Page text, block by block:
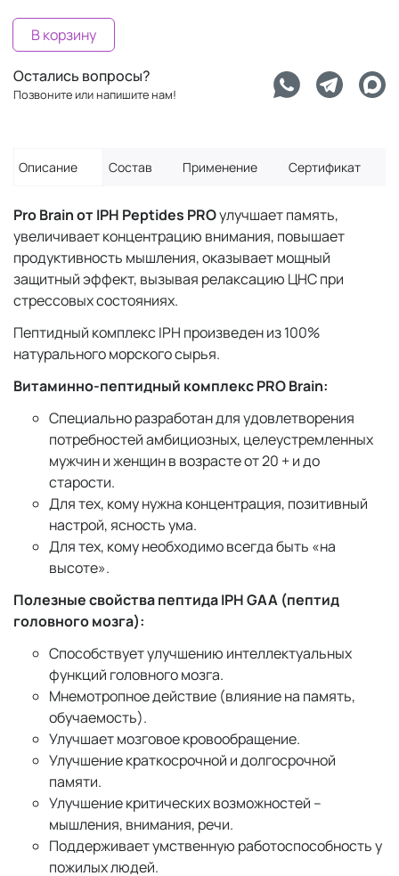
В корзину
Остались вопросы?
Позвоните или напишите нам!
Описание Состав Применение Сертификат
Pro Brain от IPH Peptides PROулучшает память,
увеличивает концентрацию внимания, повышает
продуктивность мышления, оказывает мощный
защитный эффект, вызывая релаксацию ЦНС при
стрессовых состояниях.
Пептидный комплекс IPH произведен из 100%
натурального морского сырья.
Витаминно-пептидный комплекс PRO Brain:
Специально разработан для удовлетворения
потребностей амбициозных, целеустремленных
мужчин и женщин в возрасте от 20 + и до
старости.
Для тех, кому нужна концентрация, позитивный
настрой, ясность ума.
Для тех, кому необходимо всегда быть «на
высоте».
Полезные свойства пептида IPH GAA (пептид
головного мозга):
Способствует улучшению интеллектуальных
функций головного мозга.
Мнемотропное действие (влияние на память,
обучаемость).
Улучшает мозговое кровообращение.
Улучшение краткосрочной и долгосрочной
памяти.
Улучшение критических возможностей –
мышления, внимания, речи.
Поддерживает умственную работоспособность у
пожилых людей.